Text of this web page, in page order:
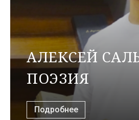
АЛЕКСЕЙ
ПОЭЗИЯ
Подробнее